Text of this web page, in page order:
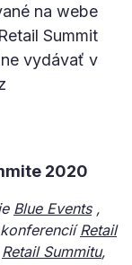
na webe
Summit
vydávať v
2020
Blue Events,
Retail
Retail Summitu,